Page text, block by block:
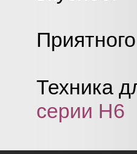
Техника
серии Н6